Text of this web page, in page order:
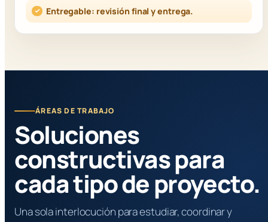
Entregable: revisión final y entrega.
ÁREAS DE TRABAJO
Soluciones
constructivas para
cada tipo de proyecto.
Una sola interlocución para estudiar, coordinar y